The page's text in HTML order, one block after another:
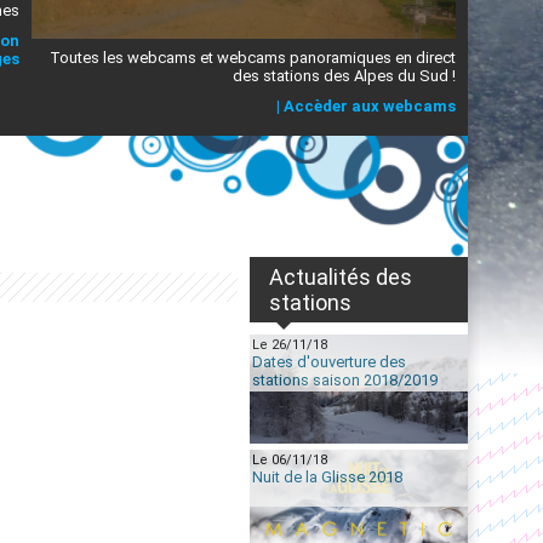
Toutes les webcams et webcams panoramiques en direct
des stations des Alpes du Sud !
| Accèder aux webcams
Actualités des
stations
Le 26/11/18
Dates d'ouverture des
stations saison 2018/2019
Le 06/11/18
Nuit de la Glisse 2018